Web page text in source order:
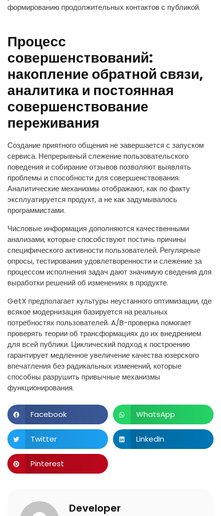
формированию продолжительных контактов с публикой.
Процесс
совершенствований:
накопление обратной связи,
аналитика и постоянная
совершенствование
переживания
Создание приятного общения не завершается с запуском
сервиса. Непрерывный слежение пользовательского
поведения и собирание отзывов позволяют выявлять
проблемы и способности для совершенствования.
Аналитические механизмы отображают, как по факту
эксплуатируется продукт, а не как задумывалось
программистами.
Числовые информация дополняются качественными
анализами, которые способствуют постичь причины
специфического активности пользователей. Регулярные
опросы, тестирования удовлетворенности и слежение за
процессом исполнения задач дают значимую сведения для
выработки решений об изменениях в продукте.
GetX предполагает культуры неустанного оптимизации, где
всякое модернизация базируется на реальных
потребностях пользователей. A/B-проверка помогает
проверять теории об трансформациях до их внедрением
для всей публики. Циклический подход к построению
гарантирует медленное увеличение качества юзерского
впечатления без радикальных изменений, которые
способны разрушить привычные механизмы
функционирования.
Facebook WhatsApp
Twitter LinkedIn
Pinterest
Developer